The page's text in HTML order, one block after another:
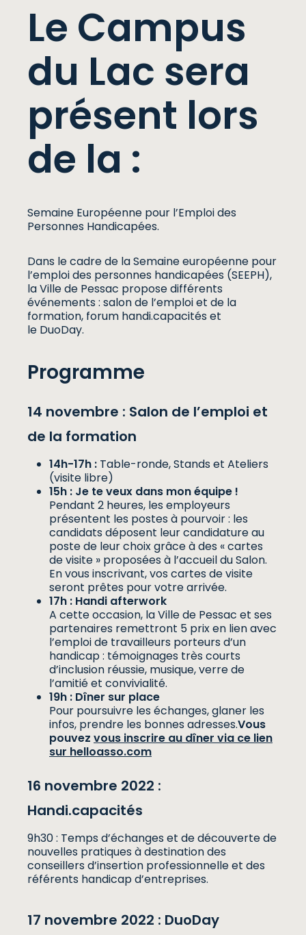
Le Campus
du Lac sera
présent lors
de la :
Semaine Européenne pour l’Emploi des
Personnes Handicapées.
Dans le cadre de la Semaine européenne pour
l’emploi des personnes handicapées (SEEPH),
la Ville de Pessac propose différents
événements : salon de l’emploi et de la
formation, forum handi.capacités et
le DuoDay.
Programme
14 novembre : Salon de l’emploi et
de la formation
14h-17h : Table-ronde, Stands et Ateliers
(visite libre)
15h : Je te veux dans mon équipe !
Pendant 2 heures, les employeurs
présentent les postes à pourvoir : les
candidats déposent leur candidature au
poste de leur choix grâce à des « cartes
de visite » proposées à l’accueil du Salon.
En vous inscrivant, vos cartes de visite
seront prêtes pour votre arrivée.
17h : Handi afterwork
A cette occasion, la Ville de Pessac et ses
partenaires remettront 5 prix en lien avec
l’emploi de travailleurs porteurs d’un
handicap : témoignages très courts
d’inclusion réussie, musique, verre de
l’amitié et convivialité.
19h : Dîner sur place
Pour poursuivre les échanges, glaner les
infos, prendre les bonnes adresses.Vous
pouvez vous inscrire au dîner via ce lien
sur helloasso.com
16 novembre 2022 :
Handi.capacités
9h30 : Temps d’échanges et de découverte de
nouvelles pratiques à destination des
conseillers d’insertion professionnelle et des
référents handicap d’entreprises.
17 novembre 2022 : DuoDay